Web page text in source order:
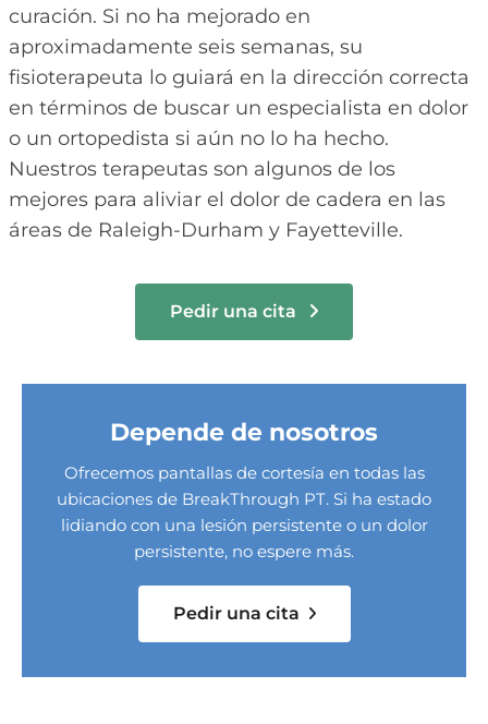
curación. Si no ha mejorado en
aproximadamente seis semanas, su
fisioterapeuta lo guiará en la dirección correcta
en términos de buscar un especialista en dolor
o un ortopedista si aún no lo ha hecho.
Nuestros terapeutas son algunos de los
mejores para aliviar el dolor de cadera en las
áreas de Raleigh-Durham y Fayetteville.
Pedir una cita
Depende de nosotros
Ofrecemos pantallas de cortesía en todas las
ubicaciones de BreakThrough PT. Si ha estado
lidiando con una lesión persistente o un dolor
persistente, no espere más.
Pedir una cita